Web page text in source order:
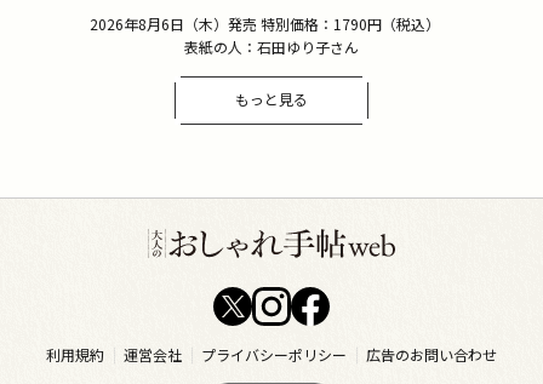
2026年8月6日（木）発売 特別価格：1790円（税込）
表紙の人：石田ゆり子さん
もっと見る
利用規約 運営会社 プライバシーポリシー 広告のお問い合わせ